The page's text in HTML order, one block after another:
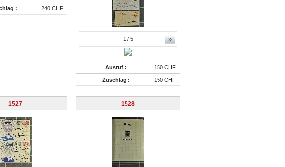
: 240 CHF
»
1 / 5
Ausruf : 150 CHF
Zuschlag : 150 CHF
1527 1528